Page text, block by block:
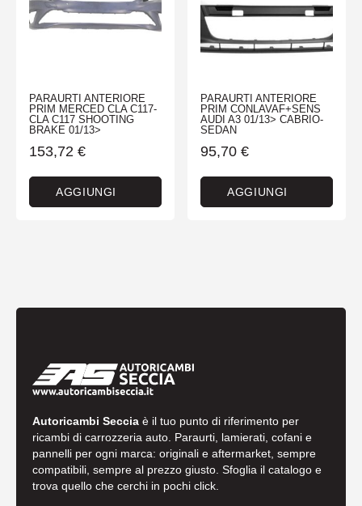
PARAURTI ANTERIORE
PRIM MERCED CLA C117-
CLA C117 SHOOTING
BRAKE 01/13>
153,72 €
AGGIUNGI
PARAURTI ANTERIORE
PRIM CONLAVAF+SENS
AUDI A3 01/13> CABRIO-
SEDAN
95,70 €
AGGIUNGI
Autoricambi Seccia è il tuo punto di riferimento per
ricambi di carrozzeria auto. Paraurti, lamierati, cofani e
pannelli per ogni marca: originali e aftermarket, sempre
compatibili, sempre al prezzo giusto. Sfoglia il catalogo e
trova quello che cerchi in pochi click.